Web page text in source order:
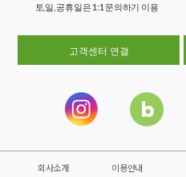
토,일, 공휴일은 1:1 문의하기 이용
고객센터 연결
회사소개 이용안내